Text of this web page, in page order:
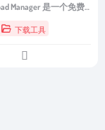
Neat Download Manager 是一个免费的 Internet 下载管理器
下载工具